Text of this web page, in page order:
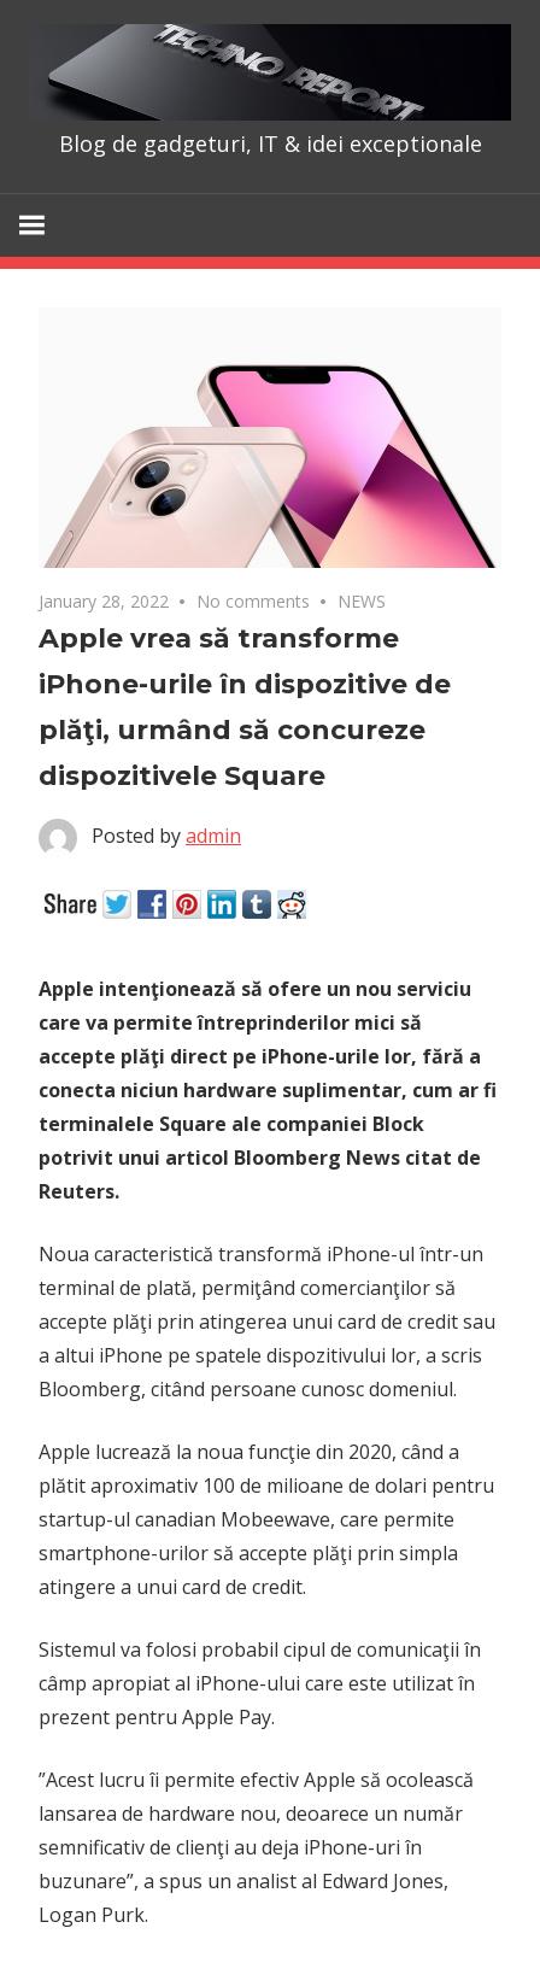
content
Blog de gadgeturi, IT & idei exceptionale
January 28, 2022 No comments NEWS
Apple vrea să transforme
iPhone-urile în dispozitive de
plăţi, urmând să concureze
dispozitivele Square
Posted byadmin
Apple intenţionează să ofere un nou serviciu
care va permite întreprinderilor mici să
accepte plăţi direct pe iPhone-urile lor, fără a
conecta niciun hardware suplimentar, cum ar fi
terminalele Square ale companiei Block
potrivit unui articol Bloomberg News citat de
Reuters.
Noua caracteristică transformă iPhone-ul într-un
terminal de plată, permiţând comercianţilor să
accepte plăţi prin atingerea unui card de credit sau
a altui iPhone pe spatele dispozitivului lor, a scris
Bloomberg, citând persoane cunosc domeniul.
Apple lucrează la noua funcţie din 2020, când a
plătit aproximativ 100 de milioane de dolari pentru
startup-ul canadian Mobeewave, care permite
smartphone-urilor să accepte plăţi prin simpla
atingere a unui card de credit.
Sistemul va folosi probabil cipul de comunicaţii în
câmp apropiat al iPhone-ului care este utilizat în
prezent pentru Apple Pay.
”Acest lucru îi permite efectiv Apple să ocolească
lansarea de hardware nou, deoarece un număr
semnificativ de clienţi au deja iPhone-uri în
buzunare”, a spus un analist al Edward Jones,
Logan Purk.